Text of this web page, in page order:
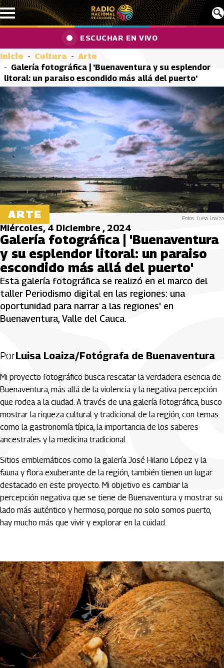
Pasar al contenido principal
ESCUCHAR EN VIVO
Inicio Cultura
Arte
Galería fotográfica | 'Buenaventura y su esplendor
litoral: un paraiso escondido más allá del puerto'
ARTE Fotos: Luisa Loaiza
Miércoles, 4 Diciembre , 2024
Galería fotográfica | 'Buenaventura
y su esplendor litoral: un paraiso
escondido más allá del puerto'
Esta galería fotográfica se realizó en el marco del
taller Periodismo digital en las regiones: una
oportunidad para narrar a las regiones' en
Buenaventura, Valle del Cauca.
PorLuisa Loaiza/Fotógrafa de Buenaventura
Mi proyecto fotográfico busca rescatar la verdadera esencia de
Buenaventura, más allá de la violencia y la negativa percepción
que rodea a la ciudad. A través de una galería fotográfica, busco
mostrar la riqueza cultural y tradicional de la región, con temas
como la gastronomía típica, la importancia de los saberes
ancestrales y la medicina tradicional.
Sitios emblemáticos como la galería José Hilario López y la
fauna y flora exuberante de la región, también tienen un lugar
destacado en este proyecto. Mi objetivo es cambiar la
percepción negativa que se tiene de Buenaventura y mostrar su
lado más auténtico y hermoso, porque no solo somos puerto,
hay mucho más que vivir y explorar en la cuidad.